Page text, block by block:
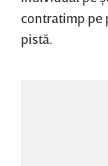
contratimp pe
pistă.